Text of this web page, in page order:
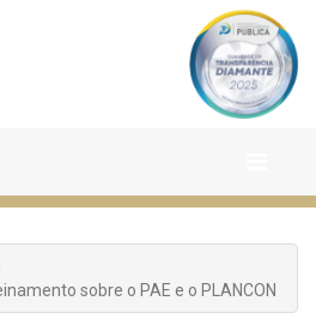
sobre o PAE e o PLANCON